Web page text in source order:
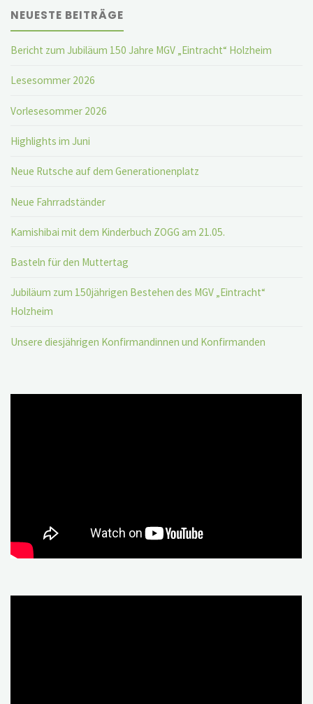
NEUESTE BEITRÄGE
Bericht zum Jubiläum 150 Jahre MGV „Eintracht“ Holzheim
Lesesommer 2026
Vorlesesommer 2026
Highlights im Juni
Neue Rutsche auf dem Generationenplatz
Neue Fahrradständer
Kamishibai mit dem Kinderbuch ZOGG am 21.05.
Basteln für den Muttertag
Jubiläum zum 150jährigen Bestehen des MGV „Eintracht“
Holzheim
Unsere diesjährigen Konfirmandinnen und Konfirmanden